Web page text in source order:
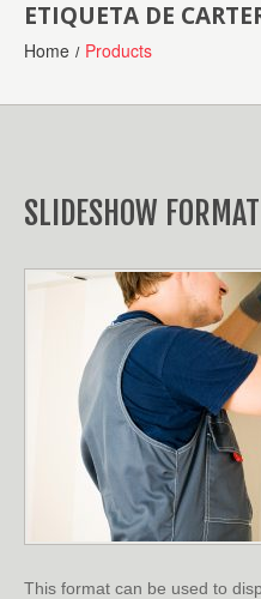
ETIQUETA DE
Home Products
SLIDESHOW FORMAT
This format can be used to